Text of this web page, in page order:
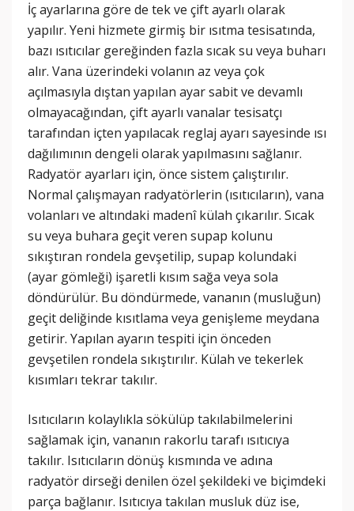
İç ayarlarına göre de tek ve çift ayarlı olarak
yapılır. Yeni hizmete girmiş bir ısıtma tesisatında,
bazı ısıtıcılar gereğinden fazla sıcak su veya buharı
alır. Vana üzerindeki volanın az veya çok
açılmasıyla dıştan yapılan ayar sabit ve devamlı
olmayacağından, çift ayarlı vanalar tesisatçı
tarafından içten yapılacak reglaj ayarı sayesinde ısı
dağılımının dengeli olarak yapılmasını sağlanır.
Radyatör ayarları için, önce sistem çalıştırılır.
Normal çalışmayan radyatörlerin (ısıtıcıların), vana
volanları ve altındaki madenî külah çıkarılır. Sıcak
su veya buhara geçit veren supap kolunu
sıkıştıran rondela gevşetilip, supap kolundaki
(ayar gömleği) işaretli kısım sağa veya sola
döndürülür. Bu döndürmede, vananın (musluğun)
geçit deliğinde kısıtlama veya genişleme meydana
getirir. Yapılan ayarın tespiti için önceden
gevşetilen rondela sıkıştırılır. Külah ve tekerlek
kısımları tekrar takılır.
Isıtıcıların kolaylıkla sökülüp takılabilmelerini
sağlamak için, vananın rakorlu tarafı ısıtıcıya
takılır. Isıtıcıların dönüş kısmında ve adına
radyatör dirseği denilen özel şekildeki ve biçimdeki
parça bağlanır. Isıtıcıya takılan musluk düz ise,